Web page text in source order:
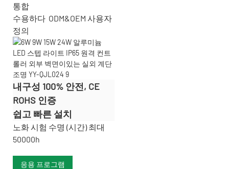
통합
수용하다 ODM&OEM 사용자
정의
내구성 100% 안전, CE
ROHS 인증
쉽고 빠른 설치
노화 시험 수명 (시간) 최대
50000h
응용 프로그램